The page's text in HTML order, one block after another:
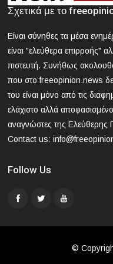
2024-03-21 17:47:39
νοσηλεύονται σε
2024-03-21 16:52:35
Άγρια συμπλοκή
προάστια
Σχετικά με το
Είναι σύνηθες τα μέσα
είναι "ελεύθερα επιρροής"
πιστευτή. Συνήθως
που στο freeopinion.news
του είναι μόνο από τις
ελάχιστο αλλά
αναγνώστες της Ελεύθερης
Contact us:
Follow Us
©